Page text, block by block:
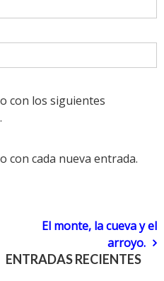
con los siguientes
con cada nueva entrada.
El monte, la cueva y el
arroyo.
ENTRADAS RECIENTES